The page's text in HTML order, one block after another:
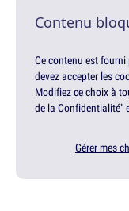
Contenu
Ce contenu est
devez accepter les
Modifiez ce choix à
de la Confidentialité"
Gérer mes